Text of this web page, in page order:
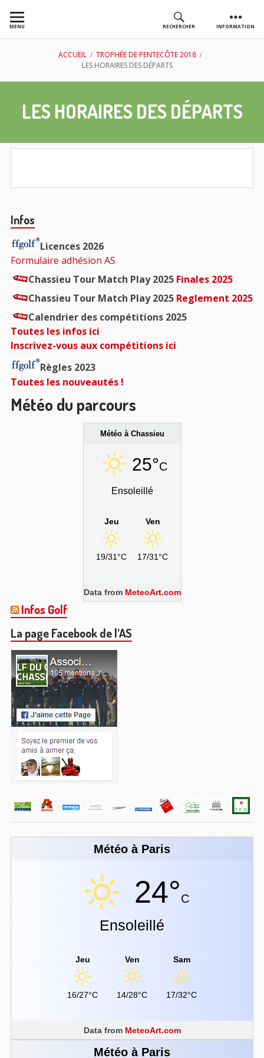
auMENU RECHERCHER INFORMATION
AS GOLF
CHASSIEU
D'ARIANE
ACCUEIL
TROPHÉE DE PENTECÔTE 2018
LES HORAIRES DES DÉPARTS
LES HORAIRES DES DÉPARTS
Barre
principale
Infos
Licences 2026
Formulaire adhésion AS
Chassieu Tour Match Play 2025 Finales 2025
Chassieu Tour Match Play 2025 Reglement 2025
Calendrier des compétitions 2025
Toutes les infos ici
Inscrivez-vous aux compétitions ici
Règles 2023
Toutes les nouveautés !
Météo du parcours
Météo à Chassieu
25°C
Ensoleillé
Jeu
19/31°C
Ven
17/31°C
Data from MeteoArt.com
Infos Golf
La page Facebook de l’AS
Météo à Paris
24°C
Ensoleillé
Jeu
16/27°C
Ven
14/28°C
Sam
17/32°C
Data from MeteoArt.com
Météo à Paris